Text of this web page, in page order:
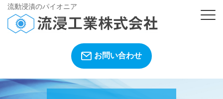
流動浸漬のパイオニア
お問い合わせ